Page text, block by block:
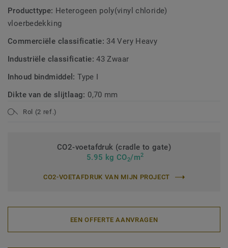
Producttype: Heterogeen poly(vinyl chloride)
vloerbedekking
Commerciële classificatie: 34 Very Heavy
Industriële classificatie:43 Zwaar
Inhoud bindmiddel:Type I
Dikte van de slijtlaag: 0,70 mm
Rol (2 ref.)
CO2-voetafdruk (cradle to gate)
5.95 kg CO2/m2
CO2-VOETAFDRUK VAN MIJN PROJECT
EEN OFFERTE AANVRAGEN